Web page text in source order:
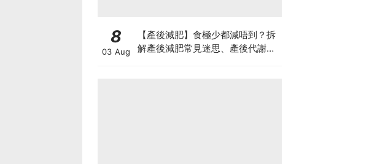
8
03 Aug
【產後減肥】食極少都減唔到？拆
解產後減肥常見迷思、產後代謝、